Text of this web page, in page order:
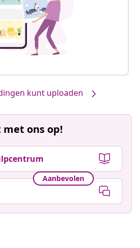
kunt uploaden
ons op!
Aanbevolen